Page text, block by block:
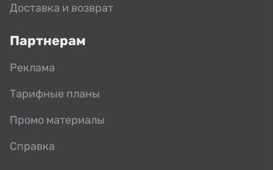
Доставка и возврат
Партнерам
Реклама
Тарифные планы
Промо материалы
Справка